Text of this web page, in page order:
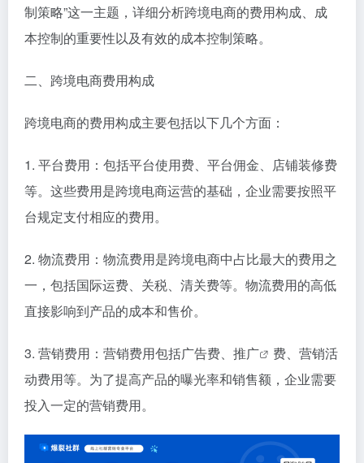
制策略”这一主题，详细分析跨境电商的费用构成、成
本控制的重要性以及有效的成本控制策略。
二、跨境电商费用构成
跨境电商的费用构成主要包括以下几个方面：
1. 平台费用：包括平台使用费、平台佣金、店铺装修费
等。这些费用是跨境电商运营的基础，企业需要按照平
台规定支付相应的费用。
2. 物流费用：物流费用是跨境电商中占比最大的费用之
一，包括国际运费、关税、清关费等。物流费用的高低
直接影响到产品的成本和售价。
3. 营销费用：营销费用包括广告费、 推广
费、营销活
动费用等。为了提高产品的曝光率和销售额，企业需要
投入一定的营销费用。